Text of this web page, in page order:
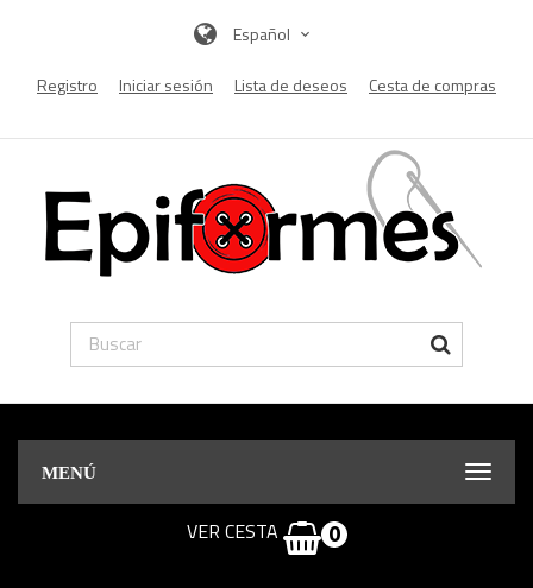
Español
Registro Iniciar sesión Lista de deseos Cesta de compras
MENÚ
VER CESTA 0